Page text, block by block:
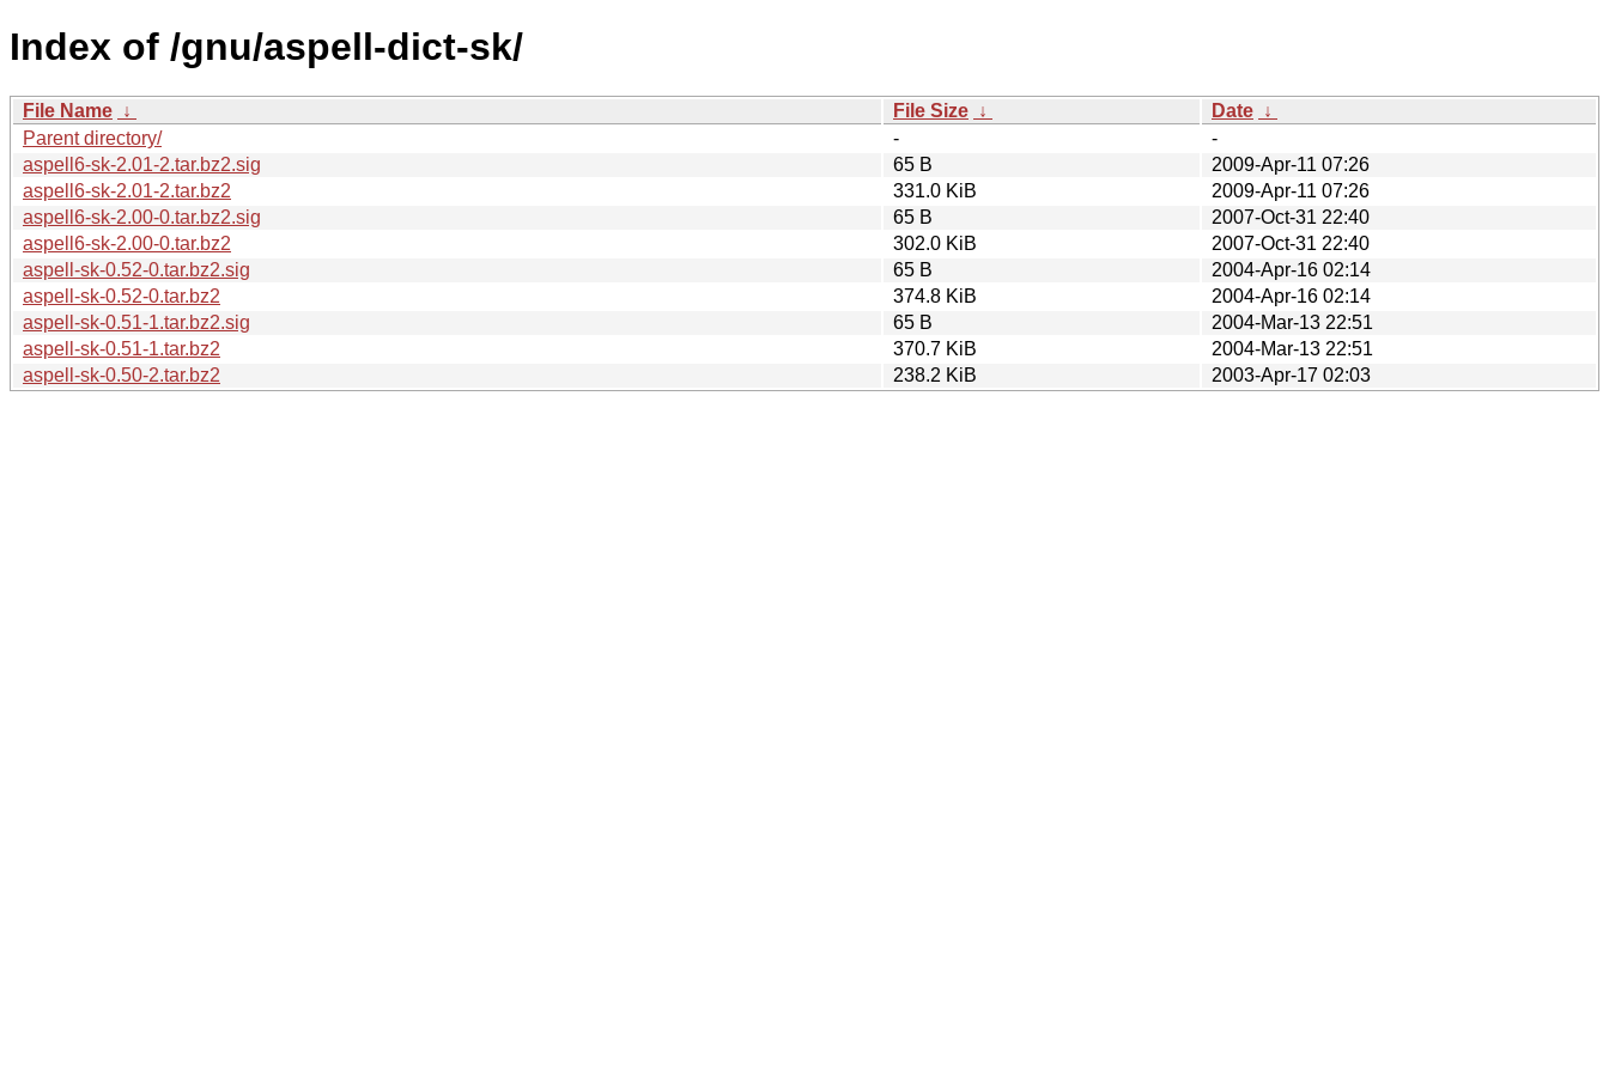
Index of /gnu/aspell-dict-sk/
File Name ↓ File Size ↓ Date ↓
Parent directory/
-
-
aspell6-sk-2.01-2.tar.bz2.sig
65 B
2009-Apr-11 07:26
aspell6-sk-2.01-2.tar.bz2
331.0 KiB
2009-Apr-11 07:26
aspell6-sk-2.00-0.tar.bz2.sig
65 B
2007-Oct-31 22:40
aspell6-sk-2.00-0.tar.bz2
302.0 KiB
2007-Oct-31 22:40
aspell-sk-0.52-0.tar.bz2.sig
65 B
2004-Apr-16 02:14
aspell-sk-0.52-0.tar.bz2
374.8 KiB
2004-Apr-16 02:14
aspell-sk-0.51-1.tar.bz2.sig
65 B
2004-Mar-13 22:51
aspell-sk-0.51-1.tar.bz2
370.7 KiB
2004-Mar-13 22:51
aspell-sk-0.50-2.tar.bz2
238.2 KiB 2003-Apr-17 02:03